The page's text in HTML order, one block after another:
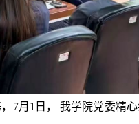
7月 1 日， 我学院党委精